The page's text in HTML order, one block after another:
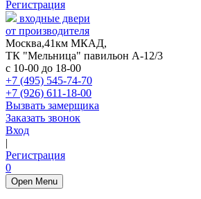
Регистрация
входные двери
от производителя
Москва,41км МКАД,
ТК "Мельница" павильон А-12/3
с 10-00 до 18-00
+7 (495) 545-74-70
+7 (926) 611-18-00
Вызвать замерщика
Заказать звонок
Вход
|
Регистрация
0
Open Menu